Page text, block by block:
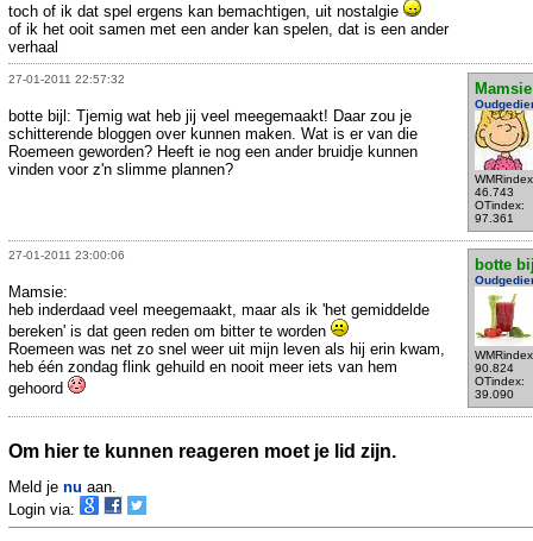
toch of ik dat spel ergens kan bemachtigen, uit nostalgie
of ik het ooit samen met een ander kan spelen, dat is een ander
verhaal
27-01-2011 22:57:32
Mamsie
46.743
OTindex:
97.361
botte bijl: Tjemig wat heb jij veel meegemaakt! Daar zou je
schitterende bloggen over kunnen maken. Wat is er van die
Roemeen geworden? Heeft ie nog een ander bruidje kunnen
vinden voor z'n slimme plannen?
27-01-2011 23:00:06
botte
90.824
OTindex:
39.090
Mamsie:
heb inderdaad veel meegemaakt, maar als ik 'het gemiddelde
bereken' is dat geen reden om bitter te worden
Roemeen was net zo snel weer uit mijn leven als hij erin kwam,
heb één zondag flink gehuild en nooit meer iets van hem
gehoord
Om hier te kunnen reageren moet je lid zijn.
Meld je nu aan.
Login via: